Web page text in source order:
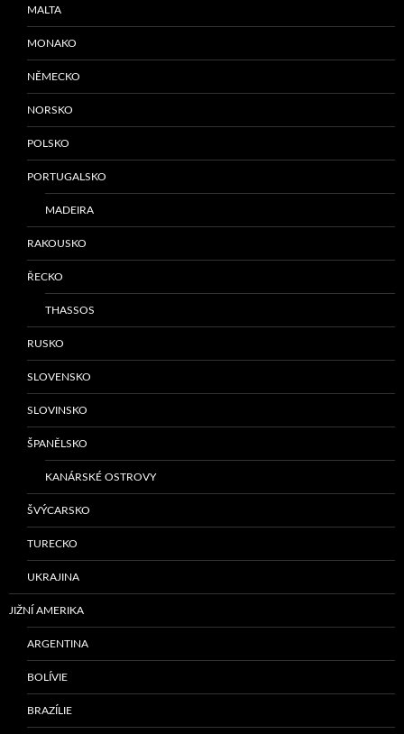
MALTA
MONAKO
NĚMECKO
NORSKO
POLSKO
PORTUGALSKO
MADEIRA
RAKOUSKO
ŘECKO
THASSOS
RUSKO
SLOVENSKO
SLOVINSKO
ŠPANĚLSKO
KANÁRSKÉ OSTROVY
ŠVÝCARSKO
TURECKO
UKRAJINA
JIŽNÍ AMERIKA
ARGENTINA
BOLÍVIE
BRAZÍLIE